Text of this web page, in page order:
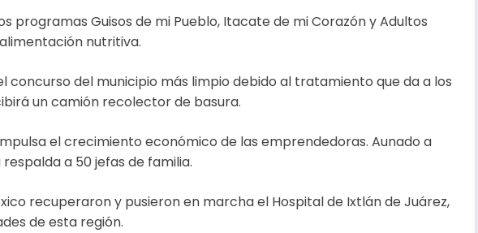
programas Guisos de mi Pueblo, Itacate de mi Corazón y Adultos
nutritiva.
concurso del municipio más limpio debido al tratamiento que da a los
un camión recolector de basura.
el crecimiento económico de las emprendedoras. Aunado a
a 50 jefas de familia.
recuperaron y pusieron en marcha el Hospital de Ixtlán de Juárez,
de esta región.